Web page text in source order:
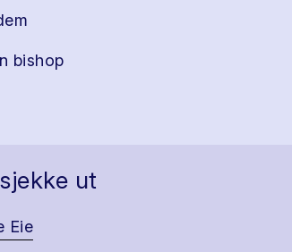
bishop
ut
Eie